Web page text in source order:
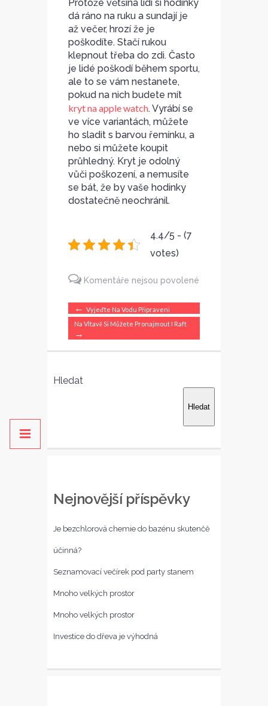
Protože většina lidí si hodinky
dá ráno na ruku a sundají je
až večer, hrozí že je
poškodíte. Stačí rukou
klepnout třeba do zdi. Často
je lidé poškodí během sportu,
ale to se vám nestanete,
pokud na nich budete mít
kryt na apple watch. Vyrábí se
ve více variantách, můžete
ho sladit s barvou řemínku, a
nebo si můžete koupit
průhledný. Kryt je odolný
vůči poškození, a nemusíte
se bát, že by vaše hodinky
dostatečně neochránil.
4.4/5 - (7
votes)
Komentáře nejsou povolené
textu
názvem
← Vyjeďte Na Vodu Připraveni
Na Vltavě Si Můžete Pronajmout I Raft
→
Hledat
Hledat
Nejnovější příspěvky
Je bezchlorová chemie do bazénu skutenčě
účinná?
Seznamovací večírek pod party stanem
Mnoho velkých prostor
Mnoho velkých prostor
Investice do dřeva je výhodná